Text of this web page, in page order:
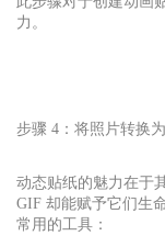
力。
步骤 4：将照片转换
动态贴纸的魅力在于
GIF 却能赋予它们生
常用的工具：